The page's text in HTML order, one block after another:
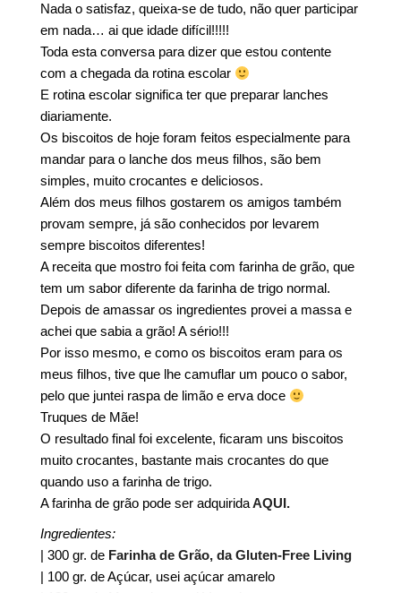
Nada o satisfaz, queixa-se de tudo, não quer participar
em nada… ai que idade difícil!!!!!
Toda esta conversa para dizer que estou contente
com a chegada da rotina escolar
E rotina escolar significa ter que preparar lanches
diariamente.
Os biscoitos de hoje foram feitos especialmente para
mandar para o lanche dos meus filhos, são bem
simples, muito crocantes e deliciosos.
Além dos meus filhos gostarem os amigos também
provam sempre, já são conhecidos por levarem
sempre biscoitos diferentes!
A receita que mostro foi feita com farinha de grão, que
tem um sabor diferente da farinha de trigo normal.
Depois de amassar os ingredientes provei a massa e
achei que sabia a grão! A sério!!!
Por isso mesmo, e como os biscoitos eram para os
meus filhos, tive que lhe camuflar um pouco o sabor,
pelo que juntei raspa de limão e erva doce
Truques de Mãe!
O resultado final foi excelente, ficaram uns biscoitos
muito crocantes, bastante mais crocantes do que
quando uso a farinha de trigo.
A farinha de grão pode ser adquiridaAQUI.
Ingredientes:
| 300 gr. de Farinha de Grão, da Gluten-Free Living
| 100 gr. de Açúcar, usei açúcar amarelo